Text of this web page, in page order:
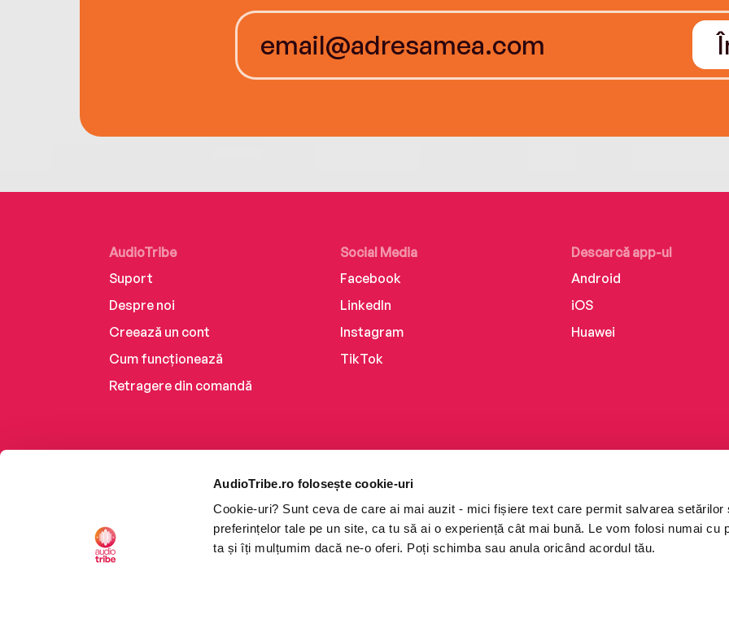
AudioTribe.ro folosește cookie-uri
Cookie-uri? Sunt ceva de care ai mai auzit - mici fișiere text care permit salvarea setărilor
preferințelor tale pe un site, ca tu să ai o experiență cât mai bună. Le vom folosi numai cu
ta și îți mulțumim dacă ne-o oferi. Poți schimba sau anula oricând acordul tău.
AudioTribe
Suport
Despre noi
Creează un cont
Cum funcționează
Retragere din comandă
Social Media
Facebook
LinkedIn
Instagram
TikTok
Descarcă app-ul
Android
iOS
Huawei